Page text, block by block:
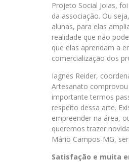
Projeto Social Joias,
da associação. Ou
alunas, para elas
realidade que não
que elas aprendam a
comercialização dos
Iagnes Reider,
Artesanato comprovou
importante termos
respeito dessa arte.
empreender na área,
queremos trazer
Mário Campos-MG,
Satisfação e muita